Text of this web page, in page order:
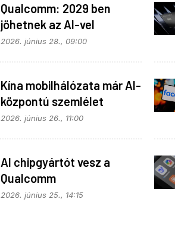
Qualcomm: 2029 ben
jöhetnek az AI-vel
telepakolt 6G-s telefonok
2026. június 28., 09:00
Kína mobilhálózata már AI-
központú szemlélet
alapján fejlődik
2026. június 26., 11:00
AI chipgyártót vesz a
Qualcomm
2026. június 25., 14:15